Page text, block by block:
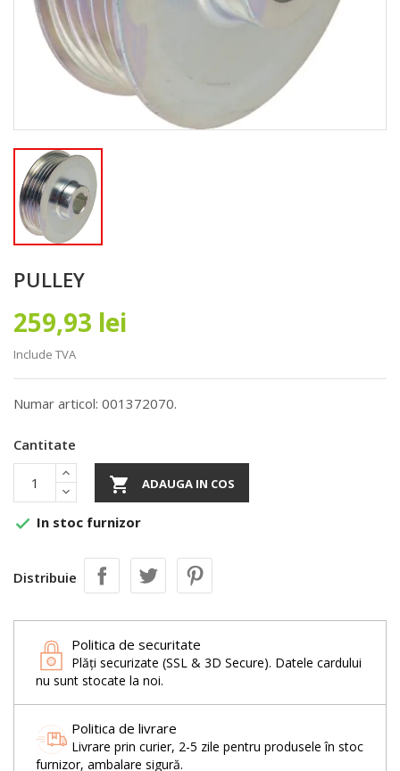
PULLEY
259,93 lei
Include TVA
Numar articol: 001372070.
Cantitate
 ADAUGA IN COS
 In stoc furnizor
Distribuie
Politica de securitate
Plăți securizate (SSL & 3D Secure). Datele cardului
nu sunt stocate la noi.
Politica de livrare
Livrare prin curier, 2-5 zile pentru produsele în stoc
furnizor, ambalare sigură.